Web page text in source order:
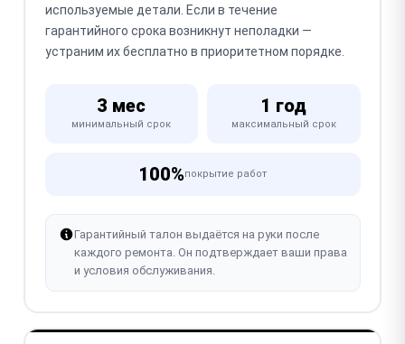
используемые детали. Если в течение
гарантийного срока возникнут неполадки —
устраним их бесплатно в приоритетном порядке.
3 мес
минимальный срок
1 год
максимальный срок
100%покрытие работ
Гарантийный талон выдаётся на руки после
каждого ремонта. Он подтверждает ваши права
и условия обслуживания.